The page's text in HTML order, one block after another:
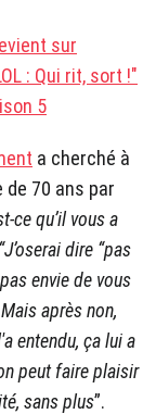
sur
: Qui rit, sort !"
5
a cherché à
de 70 ans par
ce qu’il vous a
“J’oserai dire “pas
envie de vous
après non,
entendu, ça lui a
peut faire plaisir
sans plus”.